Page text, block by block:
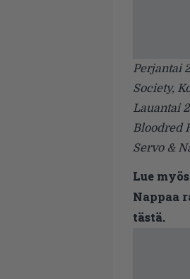
Perjantai
Society,
Lauantai
Bloodred
Servo &
Lue
Nappaa
tästä.